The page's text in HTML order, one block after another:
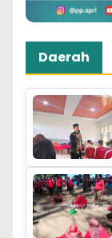
Daerah